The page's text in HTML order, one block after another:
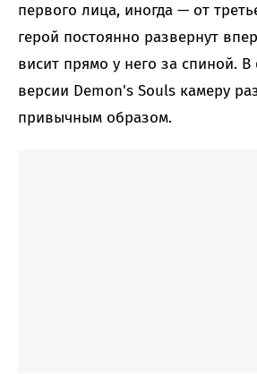
первого лица, иногда — от
герой постоянно развернут
висит прямо у него за спиной.
версии Demon's Souls камеру
привычным образом.